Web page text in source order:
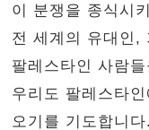
이 분쟁을 종식시
전 세계의 유대인,
팔레스타인 사람
우리도 팔레스타
오기를 기도합니다.